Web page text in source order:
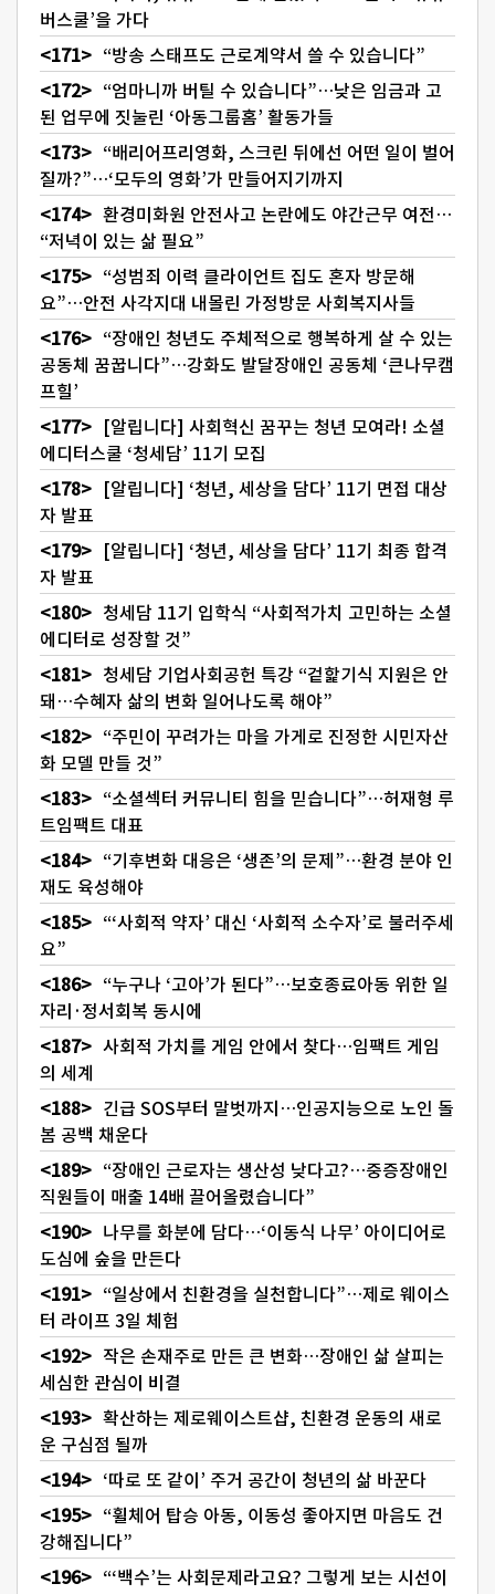
버스쿨’을 가다
“방송 스태프도 근로계약서 쓸 수 있습니다”
“엄마니까 버틸 수 있습니다”…낮은 임금과 고
된 업무에 짓눌린 ‘아동그룹홈’ 활동가들
“배리어프리영화, 스크린 뒤에선 어떤 일이 벌어
질까?”…‘모두의 영화’가 만들어지기까지
환경미화원 안전사고 논란에도 야간근무 여전…
“저녁이 있는 삶 필요”
“성범죄 이력 클라이언트 집도 혼자 방문해
요”…안전 사각지대 내몰린 가정방문 사회복지사들
“장애인 청년도 주체적으로 행복하게 살 수 있는
공동체 꿈꿉니다”…강화도 발달장애인 공동체 ‘큰나무캠
프힐’
[알립니다] 사회혁신 꿈꾸는 청년 모여라! 소셜
에디터스쿨 ‘청세담’ 11기 모집
[알립니다] ‘청년, 세상을 담다’ 11기 면접 대상
자 발표
[알립니다] ‘청년, 세상을 담다’ 11기 최종 합격
자 발표
청세담 11기 입학식 “사회적가치 고민하는 소셜
에디터로 성장할 것”
청세담 기업사회공헌 특강 “겉핥기식 지원은 안
돼…수혜자 삶의 변화 일어나도록 해야”
“주민이 꾸려가는 마을 가게로 진정한 시민자산
화 모델 만들 것”
“소셜섹터 커뮤니티 힘을 믿습니다”…허재형 루
트임팩트 대표
“기후변화 대응은 ‘생존’의 문제”…환경 분야 인
재도 육성해야
“‘사회적 약자’ 대신 ‘사회적 소수자’로 불러주세
요”
“누구나 ‘고아’가 된다”…보호종료아동 위한 일
자리·정서회복 동시에
사회적 가치를 게임 안에서 찾다…임팩트 게임
의 세계
긴급 SOS부터 말벗까지…인공지능으로 노인 돌
봄 공백 채운다
“장애인 근로자는 생산성 낮다고?…중증장애인
직원들이 매출 14배 끌어올렸습니다”
나무를 화분에 담다…‘이동식 나무’ 아이디어로
도심에 숲을 만든다
“일상에서 친환경을 실천합니다”…제로 웨이스
터 라이프 3일 체험
작은 손재주로 만든 큰 변화…장애인 삶 살피는
세심한 관심이 비결
확산하는 제로웨이스트샵, 친환경 운동의 새로
운 구심점 될까
‘따로 또 같이’ 주거 공간이 청년의 삶 바꾼다
“휠체어 탑승 아동, 이동성 좋아지면 마음도 건
강해집니다”
“‘백수’는 사회문제라고요? 그렇게 보는 시선이